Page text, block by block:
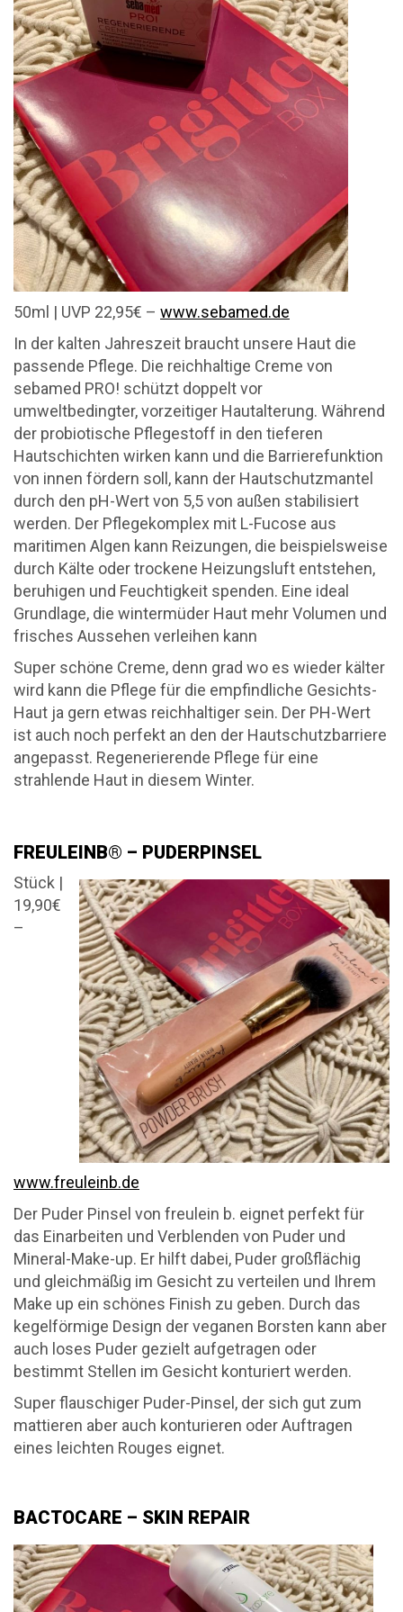
50ml | UVP 22,95€ – www.sebamed.de
In der kalten Jahreszeit braucht unsere Haut die
passende Pflege. Die reichhaltige Creme von
sebamed PRO! schützt doppelt vor
umweltbedingter, vorzeitiger Hautalterung. Während
der probiotische Pflegestoff in den tieferen
Hautschichten wirken kann und die Barrierefunktion
von innen fördern soll, kann der Hautschutzmantel
durch den pH-Wert von 5,5 von außen stabilisiert
werden. Der Pflegekomplex mit L-Fucose aus
maritimen Algen kann Reizungen, die beispielsweise
durch Kälte oder trockene Heizungsluft entstehen,
beruhigen und Feuchtigkeit spenden. Eine ideal
Grundlage, die wintermüder Haut mehr Volumen und
frisches Aussehen verleihen kann
Super schöne Creme, denn grad wo es wieder kälter
wird kann die Pflege für die empfindliche Gesichts-
Haut ja gern etwas reichhaltiger sein. Der PH-Wert
ist auch noch perfekt an den der Hautschutzbarriere
angepasst. Regenerierende Pflege für eine
strahlende Haut in diesem Winter.
FREULEINB® – PUDERPINSEL
Stück |
19,90€
–
www.freuleinb.de
Der Puder Pinsel von freulein b. eignet perfekt für
das Einarbeiten und Verblenden von Puder und
Mineral-Make-up. Er hilft dabei, Puder großflächig
und gleichmäßig im Gesicht zu verteilen und Ihrem
Make up ein schönes Finish zu geben. Durch das
kegelförmige Design der veganen Borsten kann aber
auch loses Puder gezielt aufgetragen oder
bestimmt Stellen im Gesicht konturiert werden.
Super flauschiger Puder-Pinsel, der sich gut zum
mattieren aber auch konturieren oder Auftragen
eines leichten Rouges eignet.
BACTOCARE – SKIN REPAIR